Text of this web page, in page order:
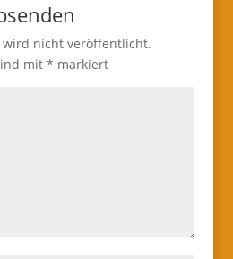
wird nicht veröffentlicht.
mit * markiert